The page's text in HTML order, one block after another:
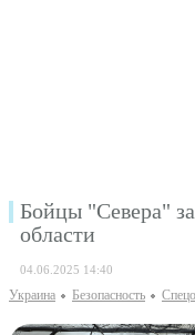
Бойцы "Севера"
области
04.06.2025 14:40
Украина Безопаcность